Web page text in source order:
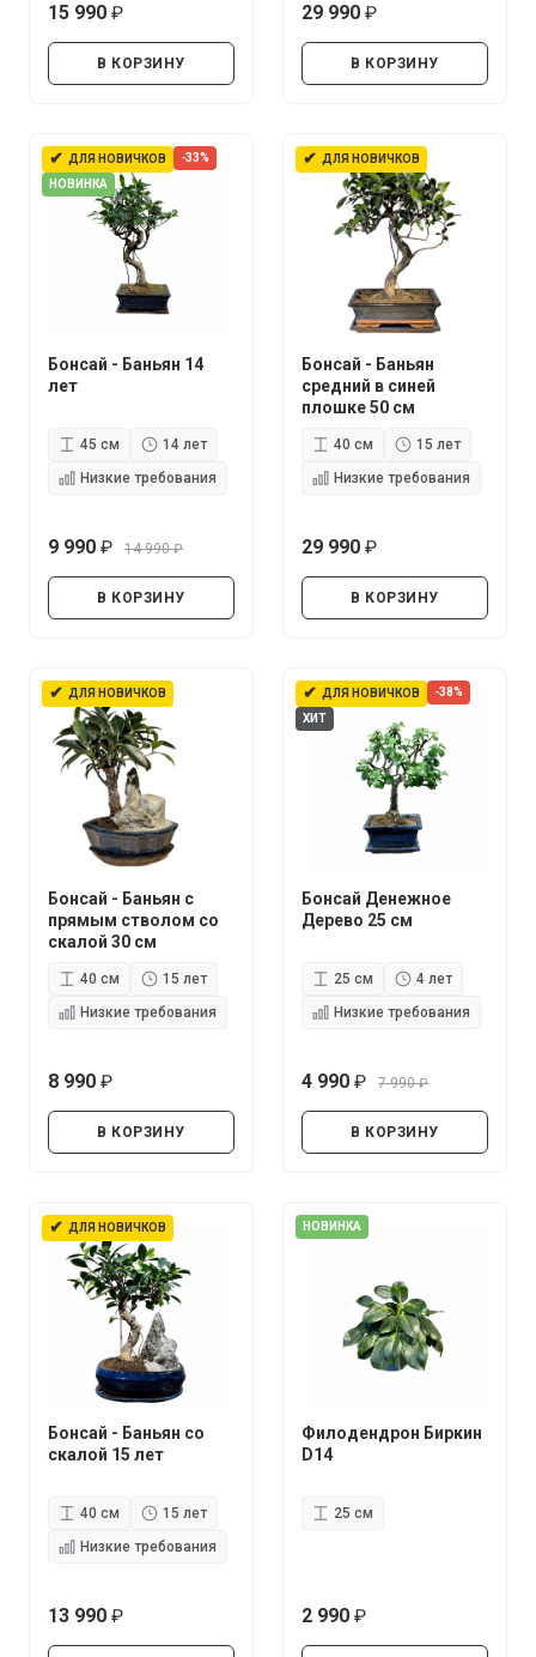
15 990
В КОРЗИНУ
29 990
В КОРЗИНУ
✔ ДЛЯ НОВИЧКОВ
-33%
НОВИНКА
Бонсай - Баньян 14
лет
45 см
14 лет
Низкие требования
9 990
14 990
В КОРЗИНУ
✔ ДЛЯ НОВИЧКОВ
Бонсай - Баньян
средний в синей
плошке 50 см
40 см
15 лет
Низкие требования
29 990
В КОРЗИНУ
✔ ДЛЯ НОВИЧКОВ
Бонсай - Баньян с
прямым стволом со
скалой 30 см
40 см
15 лет
Низкие требования
8 990
В КОРЗИНУ
✔ ДЛЯ НОВИЧКОВ
-38%
ХИТ
Бонсай Денежное
Дерево 25 см
25 см
4 лет
Низкие требования
4 990
7 990
В КОРЗИНУ
✔ ДЛЯ НОВИЧКОВ
Бонсай - Баньян со
скалой 15 лет
40 см
15 лет
Низкие требования
13 990
НОВИНКА
Филодендрон Биркин
D14
25 см
2 990